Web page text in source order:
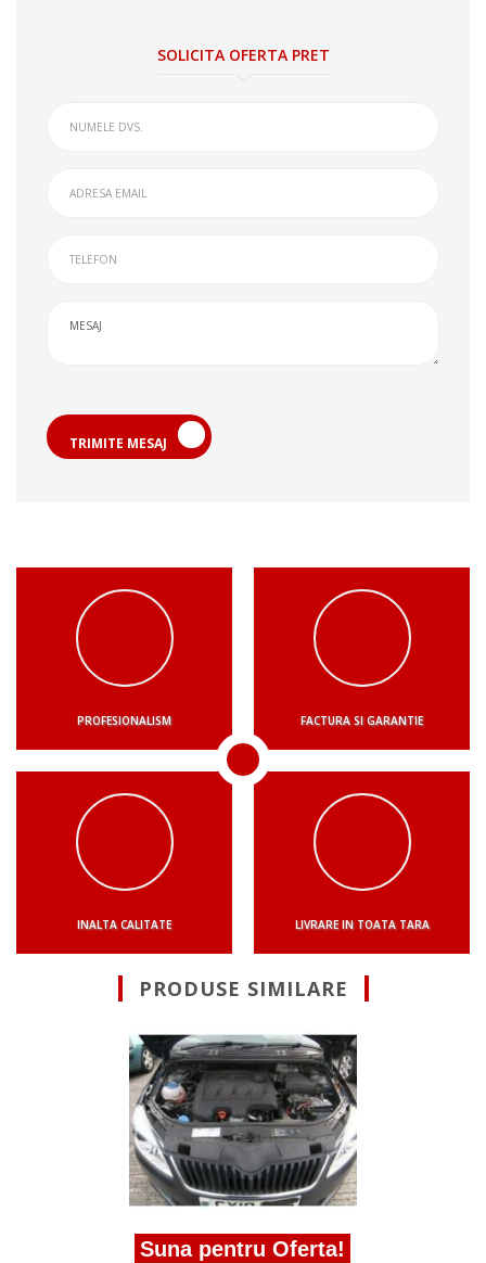
SOLICITA OFERTA PRET
TRIMITE MESAJ
PROFESIONALISM FACTURA SI GARANTIE
INALTA CALITATE LIVRARE IN TOATA TARA
PRODUSE SIMILARE
Suna pentru Oferta!